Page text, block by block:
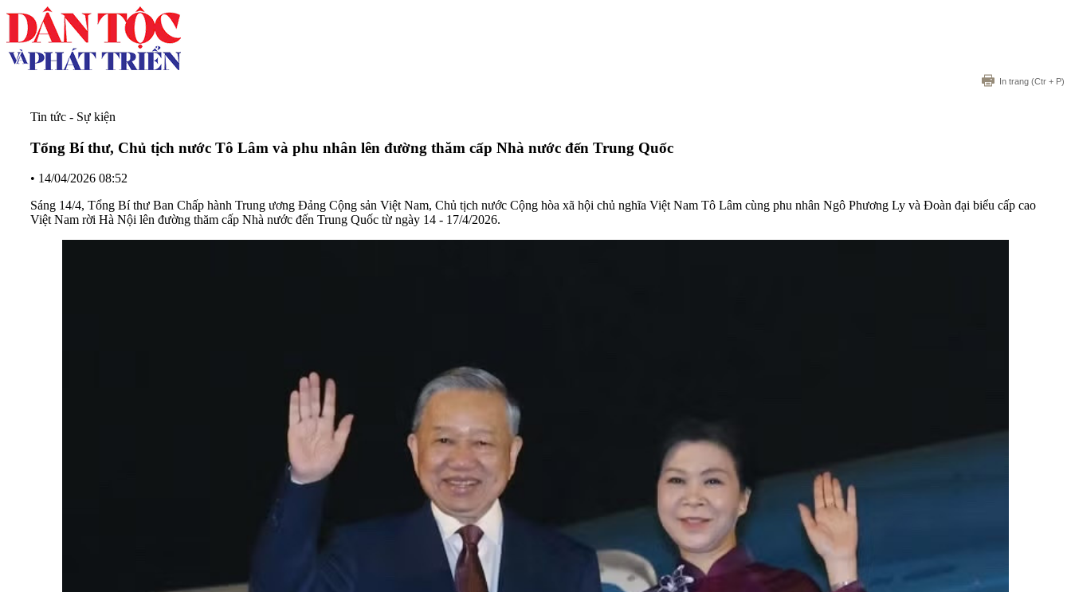
In trang (Ctr + P)
Tin tức - Sự kiện
Tổng Bí thư, Chủ tịch nước Tô Lâm và phu nhân lên đường thăm cấp Nhà nước đến Trung Quốc
• 14/04/2026 08:52
Sáng 14/4, Tổng Bí thư Ban Chấp hành Trung ương Đảng Cộng sản Việt Nam, Chủ tịch nước Cộng hòa xã hội chủ nghĩa Việt Nam Tô Lâm cùng phu nhân Ngô Phương Ly và Đoàn đại biểu cấp cao
Việt Nam rời Hà Nội lên đường thăm cấp Nhà nước đến Trung Quốc từ ngày 14 - 17/4/2026.